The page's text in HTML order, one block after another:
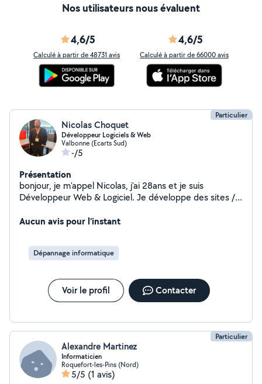
Nos utilisateurs nous évaluent
4,6/5
Calculé à partir de 48731 avis
4,6/5
Calculé à partir de 66000 avis
Particulier
Nicolas Choquet
Développeur Logiciels & Web
Valbonne (Ecarts Sud)
-/5
Présentation
bonjour, je m'appel Nicolas, j'ai 28ans et je suis
Développeur Web & Logiciel. Je développe des sites /
se bureau, mobiles et tablettes.
Aucun avis pour l'instant
Dépannage informatique
Voir le profil Contacter
Particulier
Alexandre Martinez
Informaticien
Roquefort-les-Pins (Nord)
5/5 (1 avis)